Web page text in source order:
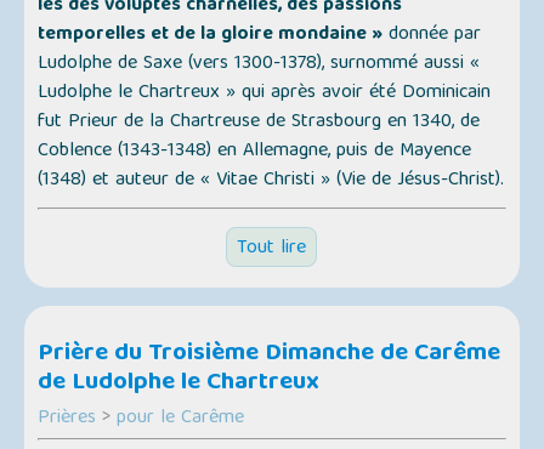
temporelles et de la gloire mondaine »donnée par
Ludolphe de Saxe (vers 1300-1378), surnommé aussi«
Ludolphe le Chartreux »qui après avoir été Dominicain
fut Prieur de la Chartreuse de Strasbourg en 1340, de
Coblence (1343-1348) en Allemagne, puis de Mayence
(1348) et auteur de« Vitae Christi » (Vie de Jésus-Christ).
Tout lire
Prière du Troisième Dimanche de Carême
de Ludolphe le Chartreux
Prières >pour le Carême